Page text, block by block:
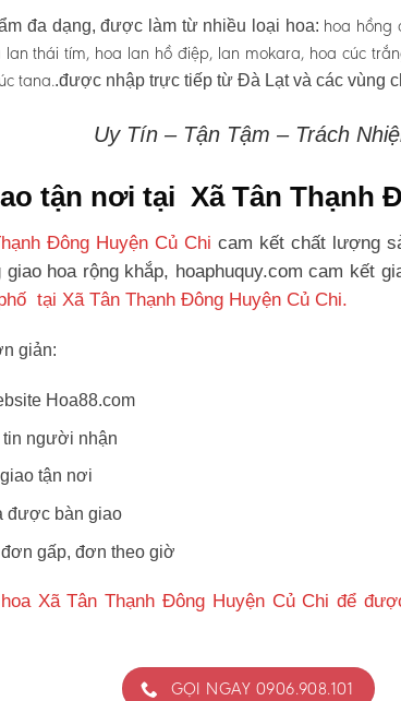
đa dạng, được làm từ nhiều loại hoa: hoa hồng
thái tím, hoa lan hồ điệp, lan mokara, hoa cúc
tana..được nhập trực tiếp từ Đà Lạt và các vùng
Uy Tín – Tận Tậm – Trách
tận nơi tại Xã Tân Thạnh
Đông Huyện Củ Chi cam kết chất lượng
hoa rộng khắp, hoaphuquy.com cam kết
tại Xã Tân Thạnh Đông Huyện Củ Chi.
giản:
Hoa88.com
người nhận
tận nơi
được bàn giao
gấp, đơn theo giờ
Xã Tân Thạnh Đông Huyện Củ Chi để
GỌI NGAY 0906.908.101